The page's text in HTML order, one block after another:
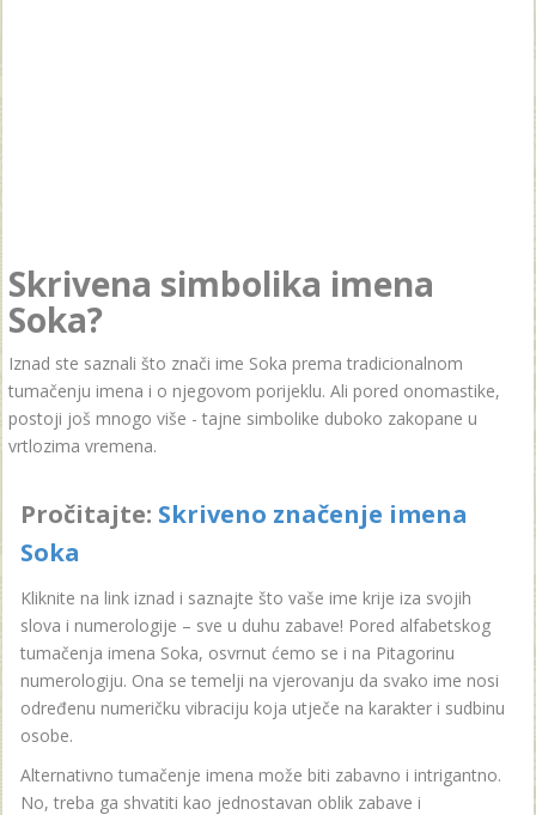
Skrivena simbolika imena
Soka?
Iznad ste saznali što znači ime Soka prema tradicionalnom
tumačenju imena i o njegovom porijeklu. Ali pored onomastike,
postoji još mnogo više - tajne simbolike duboko zakopane u
vrtlozima vremena.
Pročitajte: Skriveno značenje imena
Soka
Kliknite na link iznad i saznajte što vaše ime krije iza svojih
slova i numerologije – sve u duhu zabave! Pored alfabetskog
tumačenja imena Soka, osvrnut ćemo se i na Pitagorinu
numerologiju. Ona se temelji na vjerovanju da svako ime nosi
određenu numeričku vibraciju koja utječe na karakter i sudbinu
osobe.
Alternativno tumačenje imena može biti zabavno i intrigantno.
No, treba ga shvatiti kao jednostavan oblik zabave i